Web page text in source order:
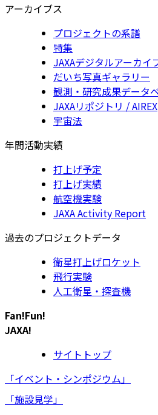
アーカイブス
プロジェクトの系譜
特集
JAXAデジタルアーカイ
だいち写真ギャラリー
観測・研究成果データ
JAXAリポジトリ / AIREX
宇宙法
年間活動実績
打上げ予定
打上げ実績
航空機実験
JAXA Activity Report
過去のプロジェクトデータ
衛星打上げロケット
飛行実験
人工衛星・探査機
Fan!Fun!
JAXA!
サイトトップ
「イベント・シンポジウム」
「施設見学」